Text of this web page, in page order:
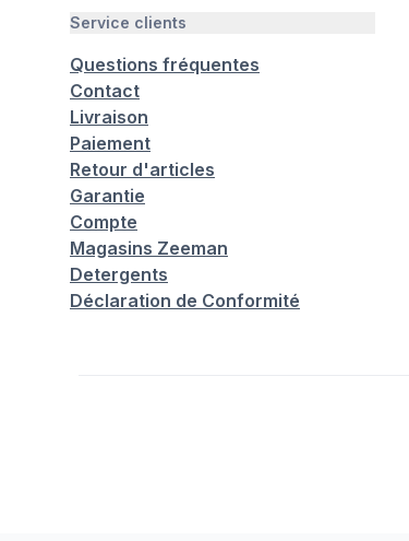
Service clients
Questions fréquentes
Contact
Livraison
Paiement
Retour d'articles
Garantie
Compte
Magasins Zeeman
Detergents
Déclaration de Conformité